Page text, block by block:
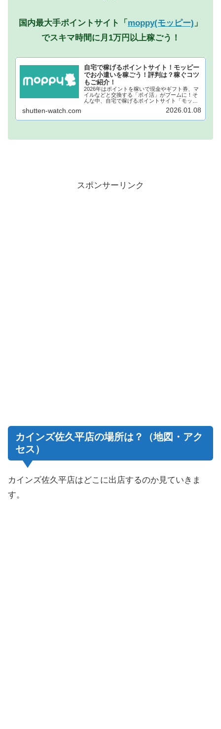
国内最大手ポイントサイト「 moppy(モッピー) 」
でスキマ時間に月1万円以上稼ごう！
自宅で稼げるポイントサイト！モッピー
でお小遣いを稼ごう！評判は？稼ぐコツ
もご紹介！
2026年はポイントを稼いで現金やギフト券、マ
イルなどと交換する「ポイ活」がブームに！そ
んな中、自宅で稼げるポイントサイト「モッピ
ー」が注目されています！モッピーに登録し、
自宅でポイントを稼げば、あなたも月1万円稼ぐ
shutten-watch.com 2026.01.08
スポンサーリンク
カインズ佐久平店の場所は？（地図・アク
セス）
カインズ佐久平店はどこに出店するのか見ていきま
す。